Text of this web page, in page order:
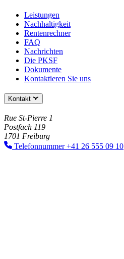
Leistungen
Nachhaltigkeit
Rentenrechner
FAQ
Nachrichten
Die PKSF
Dokumente
Kontaktieren Sie uns
Kontakt
Rue St-Pierre 1
Postfach 119
1701 Freiburg
Telefonnummer +41 26 555 09 10